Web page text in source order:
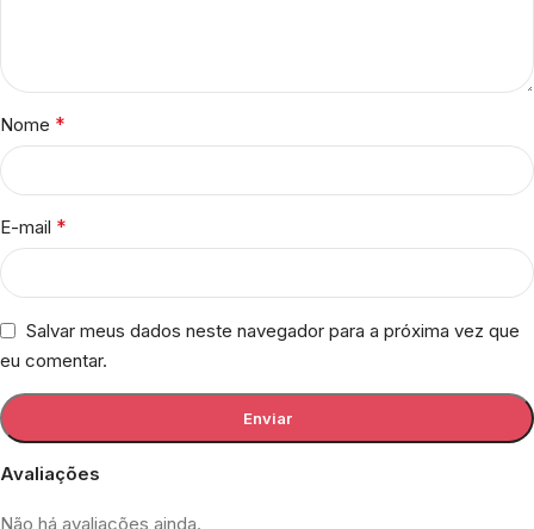
Avaliações
Não há avaliações ainda.
Nome *
E-mail *
Salvar meus dados neste navegador para a próxima vez que
eu comentar.